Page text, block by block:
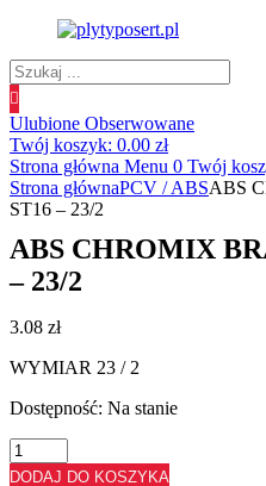
Wyszukiwanie
produktów
Ulubione Obserwowane
Twój koszyk: 0.00 zł
Strona główna Menu 0 Twój
Strona głównaPCV / ABSABS
ST16 – 23/2
ABS CHROMIX
– 23/2
3.08 zł
WYMIAR 23 / 2
Dostępność: Na stanie
ilość
ABS
DODAJ DO KOSZYKA